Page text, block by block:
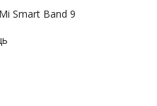
Smart Band 9